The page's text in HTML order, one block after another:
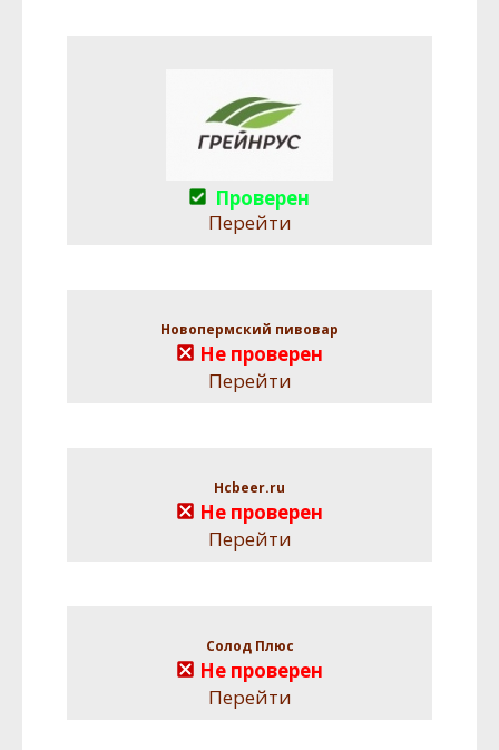
Проверен
Перейти
Новопермский пивовар
Не проверен
Перейти
Hcbeer.ru
Не проверен
Перейти
Солод Плюс
Не проверен
Перейти